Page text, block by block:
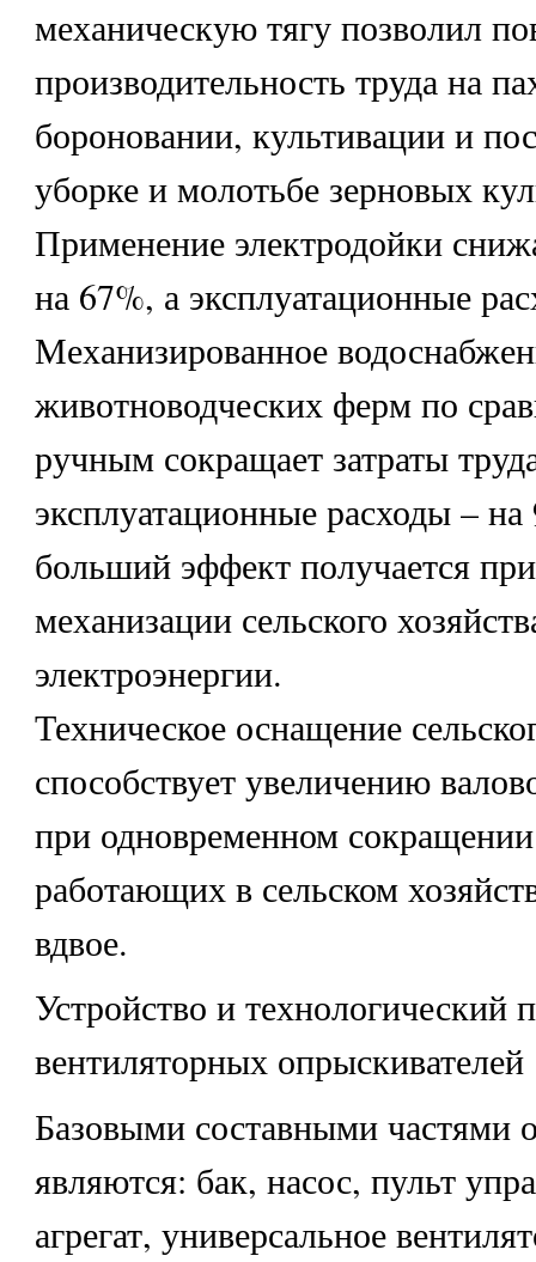
механическую тягу позволил
производительность труда на
бороновании, культивации и
уборке и молотьбе зерновых
Применение электродойки
на 67%, а эксплуатационные
Механизированное
животноводческих ферм по
ручным сокращает затраты
эксплуатационные расходы –
больший эффект получается
механизации сельского
электроэнергии.
Техническое оснащение
способствует увеличению
при одновременном
работающих в сельском
вдвое.
Устройство и технологический
вентиляторных опрыскивателей
Базовыми составными частями
являются: бак, насос, пульт
агрегат, универсальное